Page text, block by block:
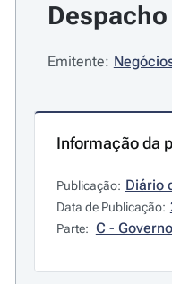
Emitente:
Informação da
Publicação: Diário
Data de Publicação:
Parte: C -